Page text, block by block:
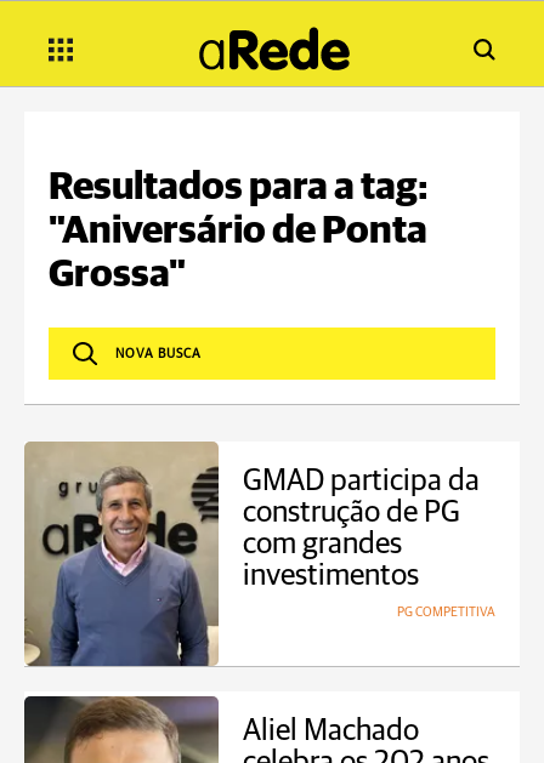
Resultados para a tag:
"Aniversário de Ponta
Grossa"
GMAD participa da
construção de PG
com grandes
investimentos
PG COMPETITIVA
Aliel Machado